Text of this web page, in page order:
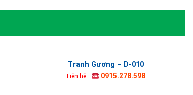
Tranh Gương – D-010
Liên hệ 0915.278.598